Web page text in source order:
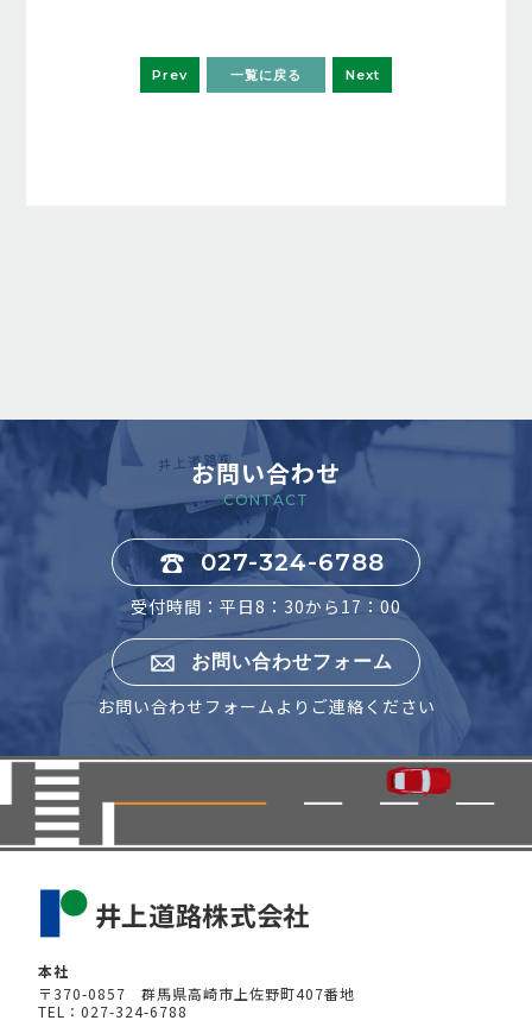
Prev 一覧に戻る Next
お問い合わせ
CONTACT
027-324-6788
受付時間：平日8：30から17：00
お問い合わせフォーム
お問い合わせフォームよりご連絡ください
本社
〒370-0857 群馬県高崎市上佐野町407番地
TEL：027-324-6788